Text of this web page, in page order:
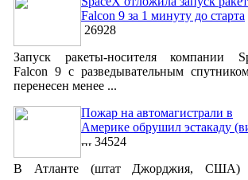
Falcon 9 за 1 минуту до старта
26928
Запуск ракеты-носителя компании
Falcon 9 с разведывательным
перенесен менее ...
Пожар на автомагистрали в
Америке обрушил эстакаду
34524
В Атланте (штат Джорджия, США)